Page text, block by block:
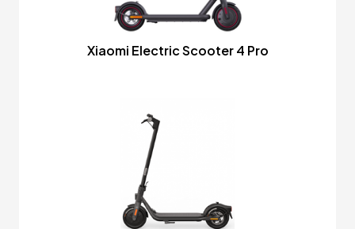
Xiaomi Electric Scooter 4 Pro